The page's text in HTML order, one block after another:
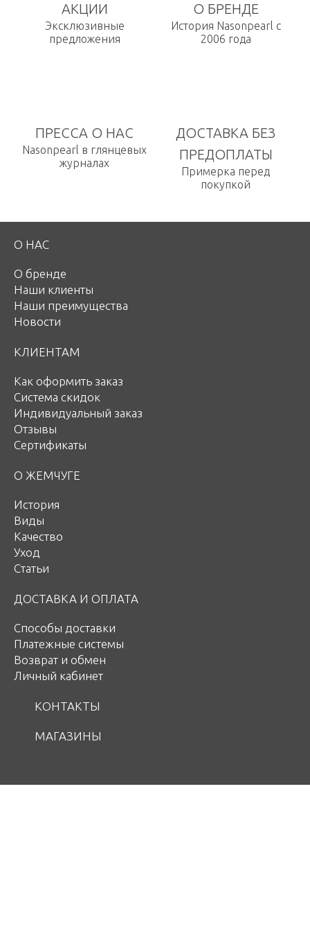
АКЦИИ
Эксклюзивные
предложения
О БРЕНДЕ
История Nasonpearl с
2006 года
ПРЕССА О НАС
Nasonpearl в глянцевых
журналах
ДОСТАВКА БЕЗ
ПРЕДОПЛАТЫ
Примерка перед
покупкой
О НАС
О бренде
Наши клиенты
Наши преимущества
Новости
КЛИЕНТАМ
Как оформить заказ
Система скидок
Индивидуальный заказ
Отзывы
Сертификаты
О ЖЕМЧУГЕ
История
Виды
Качество
Уход
Статьи
ДОСТАВКА И ОПЛАТА
Способы доставки
Платежные системы
Возврат и обмен
Личный кабинет
КОНТАКТЫ
МАГАЗИНЫ